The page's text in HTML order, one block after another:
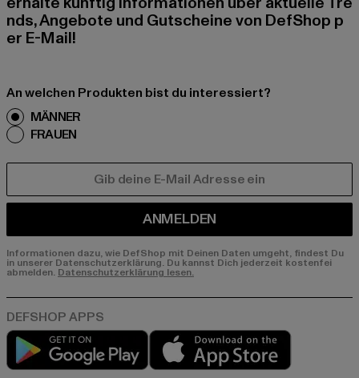
nds, Angebote und Gutscheine von DefShop p
er E-Mail!
An welchen Produkten bist du interessiert?
MÄNNER
FRAUEN
ANMELDEN
Informationen dazu, wie DefShop mit Deinen Daten umgeht, findest Du
in unserer Datenschutzerklärung. Du kannst Dich jederzeit kostenfei
abmelden. Datenschutzerklärung lesen.
Play market